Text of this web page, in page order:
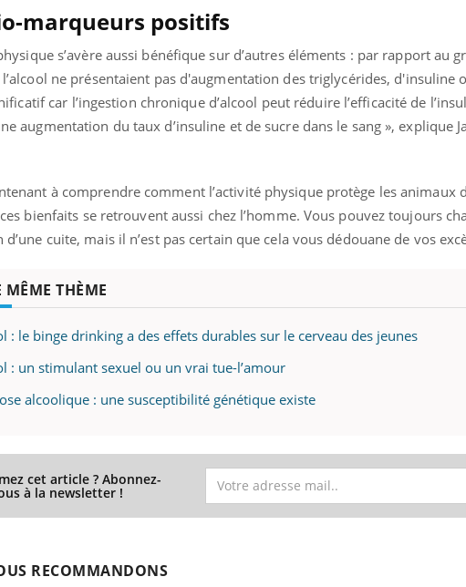
marqueurs positifs
s’avère aussi bénéfique sur d’autres éléments : par rapport au
l’alcool ne présentaient pas d'augmentation des triglycérides, d'insuline
car l’ingestion chronique d’alcool peut réduire l’efficacité de
augmentation du taux d’insuline et de sucre dans le sang », explique
à comprendre comment l’activité physique protège les animaux
bienfaits se retrouvent aussi chez l’homme. Vous pouvez toujours
d’une cuite, mais il n’est pas certain que cela vous dédouane de vos
MÊME THÈME
: le binge drinking a des effets durables sur le cerveau des jeunes
: un stimulant sexuel ou un vrai tue-l’amour
alcoolique : une susceptibilité génétique existe
cet article ? Abonnez-
à la newsletter !
RECOMMANDONS